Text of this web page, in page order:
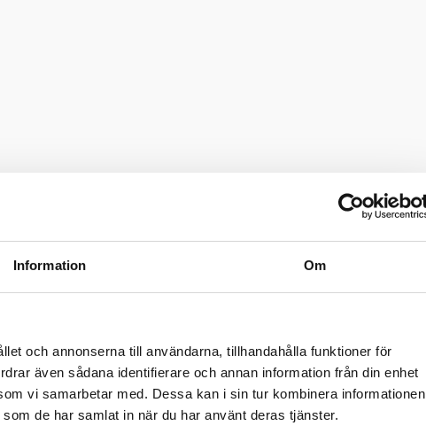
Information Om
och annonserna till användarna, tillhandahålla funktioner för
även sådana identifierare och annan information från din enhet
vi samarbetar med. Dessa kan i sin tur kombinera informationen
de har samlat in när du har använt deras tjänster.